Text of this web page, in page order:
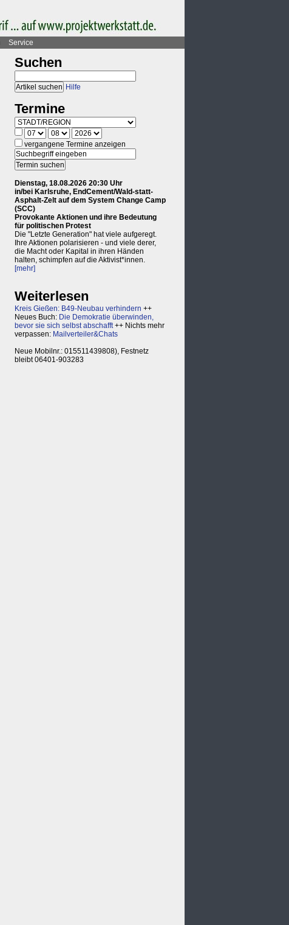
Service
Suchen
Hilfe
Termine
vergangene Termine anzeigen
Dienstag, 18.08.2026 20:30 Uhr
in/bei Karlsruhe, EndCement/Wald-statt-
Asphalt-Zelt auf dem System Change Camp
(SCC)
Provokante Aktionen und ihre Bedeutung
für politischen Protest
Die "Letzte Generation" hat viele aufgeregt.
Ihre Aktionen polarisieren - und viele derer,
die Macht oder Kapital in ihren Händen
halten, schimpfen auf die Aktivist*innen.
[mehr]
Weiterlesen
Kreis Gießen: B49-Neubau verhindern ++
Neues Buch: Die Demokratie überwinden,
bevor sie sich selbst abschafft++ Nichts mehr
verpassen: Mailverteiler&Chats
Neue Mobilnr.: 015511439808), Festnetz
bleibt 06401-903283